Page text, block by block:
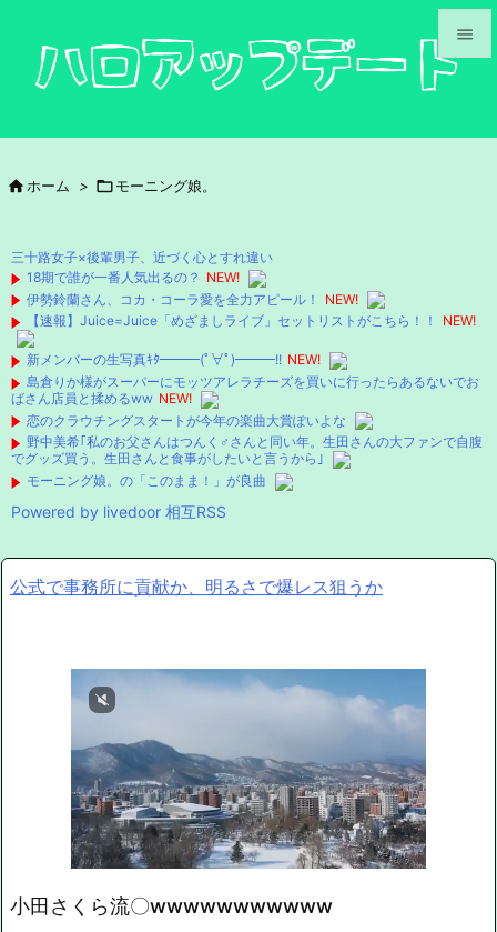



検索
 ホーム > モーニング娘。
三十路女子×後輩男子、近づく心とすれ違い
18期で誰が一番人気出るの？ NEW!
伊勢鈴蘭さん、コカ・コーラ愛を全力アピール！
NEW!
【速報】Juice=Juice「めざましライブ」セットリストがこちら！！
NEW!
新メンバーの生写真ｷﾀ━━━(ﾟ∀ﾟ)━━━!! NEW!
島倉りか様がスーパーにモッツアレラチーズを買いに行ったらあるないでお
ばさん店員と揉めるww NEW!
恋のクラウチングスタートが今年の楽曲大賞ぽいよな
野中美希｢私のお父さんはつんく♂さんと同い年。生田さんの大ファンで自腹
でグッズ買う。生田さんと食事がしたいと言うから｣
モーニング娘。の「このまま！」が良曲
Powered by livedoor 相互RSS
公式で事務所に貢献か、明るさで爆レス狙うか
小田さくら流〇wwwwwwwwwww